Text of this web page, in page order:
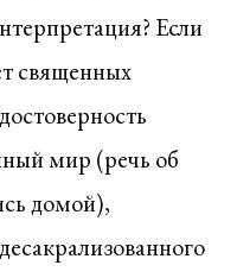
Если
священных
мир (речь об
домой),